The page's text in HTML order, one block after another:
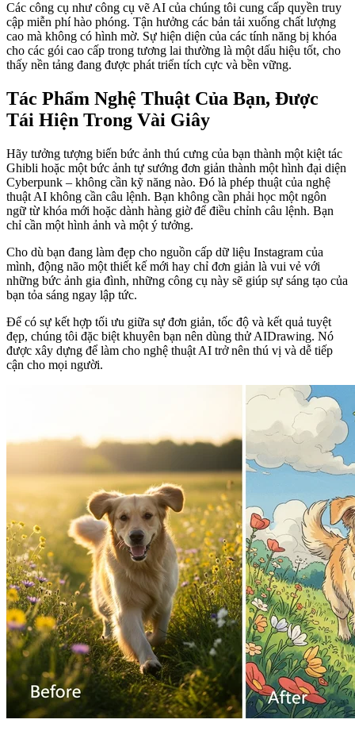
Các công cụ như công cụ vẽ AI của chúng tôi cung cấp quyền truy
cập miễn phí hào phóng. Tận hưởng các bản tải xuống chất lượng
cao mà không có hình mờ. Sự hiện diện của các tính năng bị khóa
cho các gói cao cấp trong tương lai thường là một dấu hiệu tốt, cho
thấy nền tảng đang được phát triển tích cực và bền vững.
Tác Phẩm Nghệ Thuật Của Bạn, Được
Tái Hiện Trong Vài Giây
Hãy tưởng tượng biến bức ảnh thú cưng của bạn thành một kiệt tác
Ghibli hoặc một bức ảnh tự sướng đơn giản thành một hình đại diện
Cyberpunk – không cần kỹ năng nào. Đó là phép thuật của nghệ
thuật AI không cần câu lệnh. Bạn không cần phải học một ngôn
ngữ từ khóa mới hoặc dành hàng giờ để điều chỉnh câu lệnh. Bạn
chỉ cần một hình ảnh và một ý tưởng.
Cho dù bạn đang làm đẹp cho nguồn cấp dữ liệu Instagram của
mình, động não một thiết kế mới hay chỉ đơn giản là vui vẻ với
những bức ảnh gia đình, những công cụ này sẽ giúp sự sáng tạo của
bạn tỏa sáng ngay lập tức.
Để có sự kết hợp tối ưu giữa sự đơn giản, tốc độ và kết quả tuyệt
đẹp, chúng tôi đặc biệt khuyên bạn nên dùng thử AIDrawing. Nó
được xây dựng để làm cho nghệ thuật AI trở nên thú vị và dễ tiếp
cận cho mọi người.